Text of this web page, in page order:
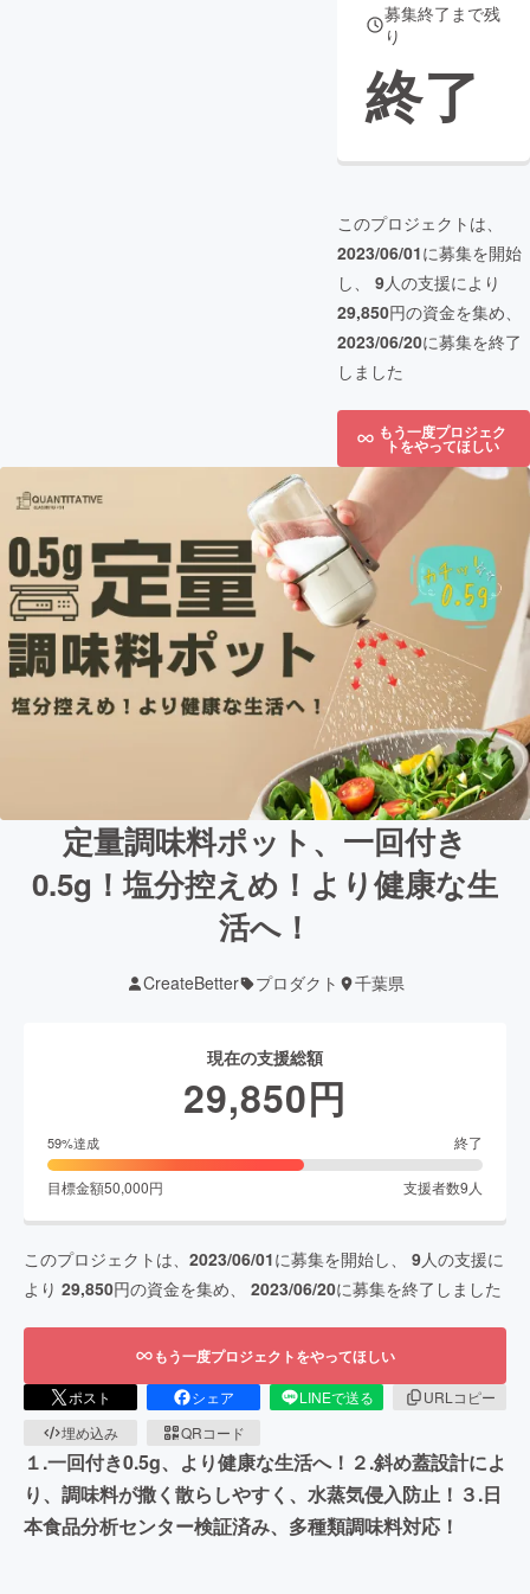
募集終了まで残
り
終了
このプロジェクトは、
2023/06/01に募集を開始
し、 9人の支援により
29,850円の資金を集め、
2023/06/20に募集を終了
しました
もう一度プロジェク
トをやってほしい
定量調味料ポット、一回付き
0.5g！塩分控えめ！より健康な生
活へ！
CreateBetter プロダクト 千葉県
現在の支援総額
29,850円
59%達成 終了
目標金額50,000円 支援者数9人
このプロジェクトは、 2023/06/01に募集を開始し、 9人の支援に
より 29,850円の資金を集め、 2023/06/20に募集を終了しました
もう一度プロジェクトをやってほしい
ポスト シェア LINEで送る
URLコピー
埋め込み
QRコード
１.一回付き0.5g、より健康な生活へ！２.斜め蓋設計によ
り、調味料が撒く散らしやすく、水蒸気侵入防止！３.日
本食品分析センター検証済み、多種類調味料対応！